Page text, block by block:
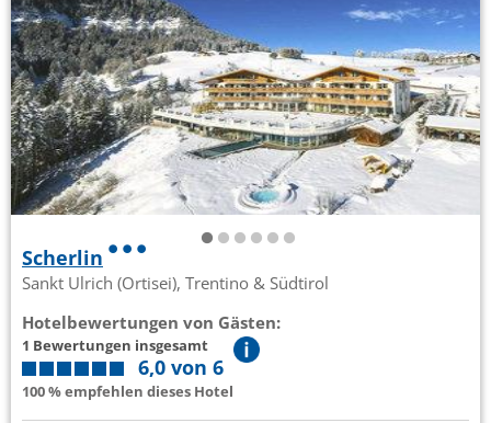
Scherlin
Sankt Ulrich (Ortisei), Trentino & Südtirol
Hotelbewertungen von Gästen:
1 Bewertungen insgesamt
6,0 von 6
100 % empfehlen dieses Hotel